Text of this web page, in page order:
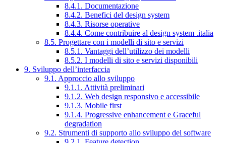
8.4.1. Documentazione
8.4.2. Benefici del design system
8.4.3. Risorse operative
8.4.4. Come contribuire al design system .italia
8.5. Progettare con i modelli di sito e servizi
8.5.1. Vantaggi dell’utilizzo dei modelli
8.5.2. I modelli di sito e servizi disponibili
9. Sviluppo dell’interfaccia
9.1. Approccio allo sviluppo
9.1.1. Attività preliminari
9.1.2. Web design responsivo e accessibile
9.1.3. Mobile first
9.1.4. Progressive enhancement e Graceful
degradation
9.2. Strumenti di supporto allo sviluppo del software